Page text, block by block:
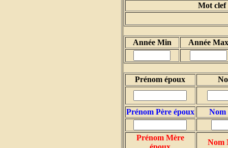
Mot clef
Année Min Année Max
Prénom époux
Prénom Père époux Nom
Prénom Mère
Nom